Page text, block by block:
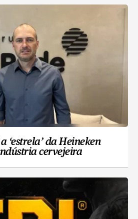
‘estrela’ da Heineken
cervejeira